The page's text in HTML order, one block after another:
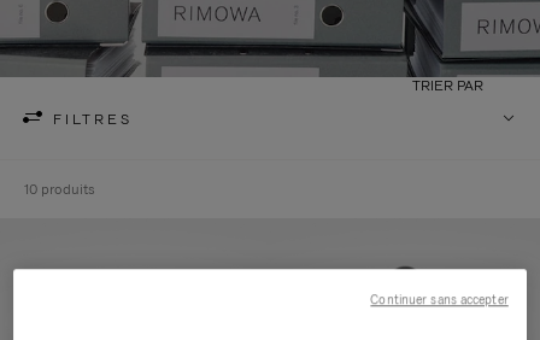
FILTRES
TRIER PAR
10 produits
Continuer sans accepter